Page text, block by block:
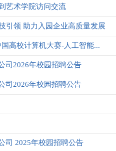
艺术学院访问交流
引领 助力入园企业高质量发展
高校计算机大赛-人工智能...
司2026年校园招聘公告
司2026年校园招聘公告
司 2025年校园招聘公告